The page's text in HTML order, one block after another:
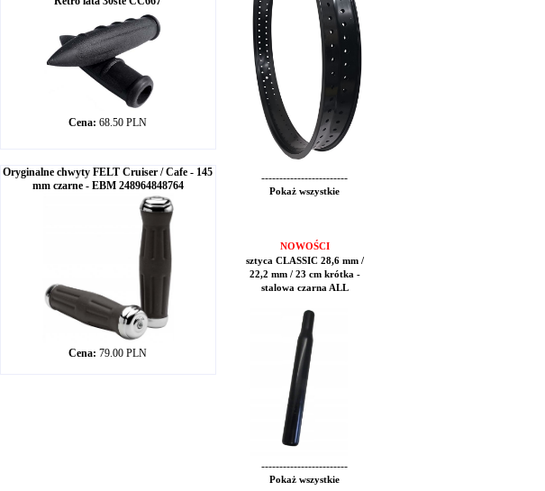
Cena: 68.50 PLN
Oryginalne chwyty FELT Cruiser / Cafe - 145
mm czarne - EBM 248964848764
Cena: 79.00 PLN
------------------------
Pokaż wszystkie
NOWOŚCI
sztyca CLASSIC 28,6 mm /
22,2 mm / 23 cm krótka -
stalowa czarna ALL
------------------------
Pokaż wszystkie